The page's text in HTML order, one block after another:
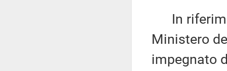
In
Ministero
impegnato